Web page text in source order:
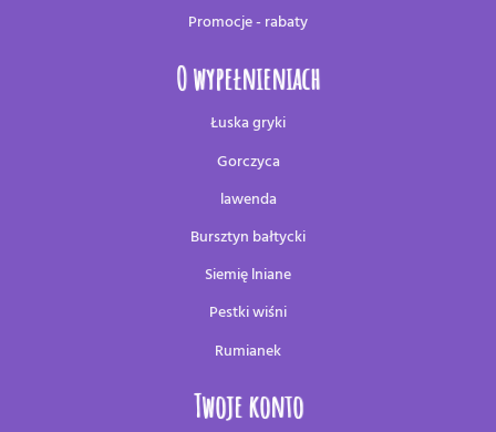
Promocje - rabaty
O wypełnieniach
Łuska gryki
Gorczyca
lawenda
Bursztyn bałtycki
Siemię lniane
Pestki wiśni
Rumianek
Twoje konto